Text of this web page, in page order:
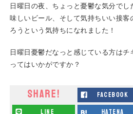
日曜日の夜、ちょっと憂鬱な気分でし
味しいビール、そして気持ちいい接客
ろうという気持ちになれました！
日曜日憂鬱だなっと感じている方は
ってはいかがですか？
SHARE! facebook
line hatena